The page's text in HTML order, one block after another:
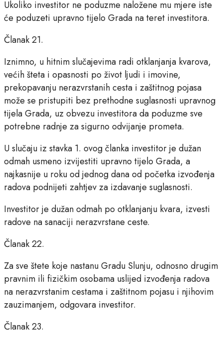
Ukoliko investitor ne poduzme naložene mu mjere iste
će poduzeti upravno tijelo Grada na teret investitora.
Članak 21.
Iznimno, u hitnim slučajevima radi otklanjanja kvarova,
većih šteta i opasnosti po život ljudi i imovine,
prekopavanju nerazvrstanih cesta i zaštitnog pojasa
može se pristupiti bez prethodne suglasnosti upravnog
tijela Grada, uz obvezu investitora da poduzme sve
potrebne radnje za sigurno odvijanje prometa.
U slučaju iz stavka 1. ovog članka investitor je dužan
odmah usmeno izvijestiti upravno tijelo Grada, a
najkasnije u roku od jednog dana od početka izvođenja
radova podnijeti zahtjev za izdavanje suglasnosti.
Investitor je dužan odmah po otklanjanju kvara, izvesti
radove na sanaciji nerazvrstane ceste.
Članak 22.
Za sve štete koje nastanu Gradu Slunju, odnosno drugim
pravnim ili fizičkim osobama uslijed izvođenja radova
na nerazvrstanim cestama i zaštitnom pojasu i njihovim
zauzimanjem, odgovara investitor.
Članak 23.